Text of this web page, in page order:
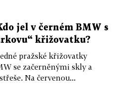
jel v černém BMW s
křižovatku?
pražské křižovatky
se začerněnými skly a
Na červenou...